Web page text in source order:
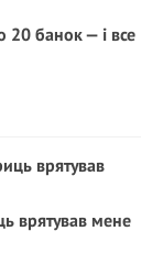
20 банок — і все
врятував мене